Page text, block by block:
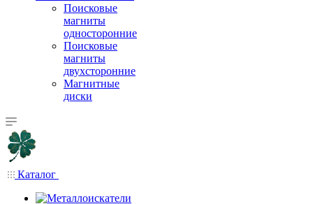
Поисковые
магниты
односторонние
Поисковые
магниты
двухсторонние
Магнитные
диски
Каталог